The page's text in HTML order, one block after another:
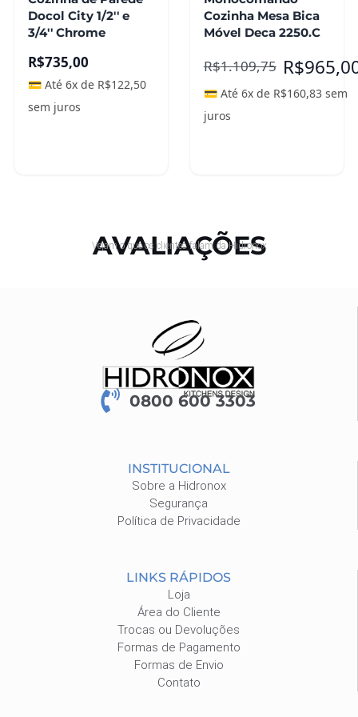
Docol City 1/2'' e
3/4'' Chrome
R$735,00
💳 Até 6x de R$122,50
sem juros
Cozinha Mesa Bica
Móvel Deca 2250.C
R$1.109,75 R$
💳 Até 6x de R$160,83 sem
juros
AVALIAÇÕES
Vejam o que os clientes falam da Hidronox
0800 600 3303
INSTITUCIONAL
Sobre a Hidronox
Segurança
Política de Privacidade
LINKS RÁPIDOS
Loja
Área do Cliente
Trocas ou Devoluções
Formas de Pagamento
Formas de Envio
Contato